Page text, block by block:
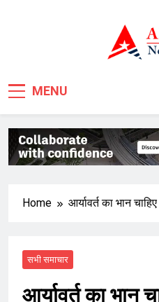
MENU
Home आर्यावर्त का भान
सभी समाचार
आर्यावर्त का भान